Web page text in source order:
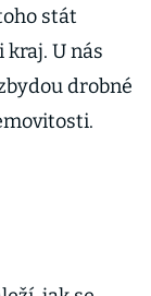
stát
U nás
drobné